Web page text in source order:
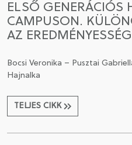
ELSŐ GENERÁCIÓS
CAMPUSON.
AZ
Bocsi Veronika – Pusztai
Hajnalka
TELJES CIKK